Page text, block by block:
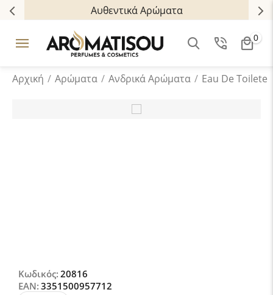
Αυθεντικά Αρώματα
0
Αρχική / Αρώματα / Ανδρικά Aρώματα / Eau De Toilete
EAN: 3351500957712
Κωδικός: 20816